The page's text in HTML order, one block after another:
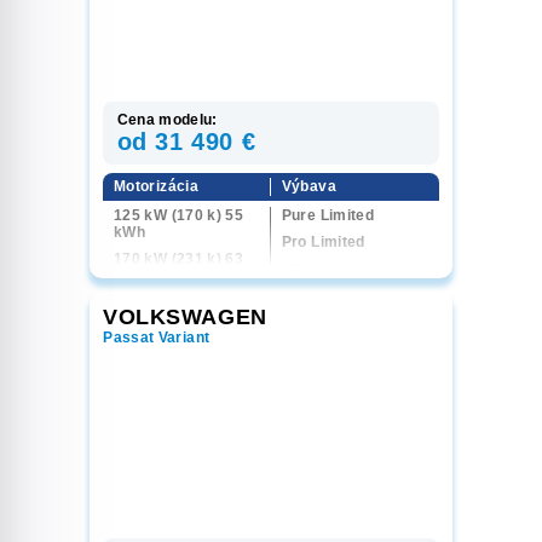
Cena modelu:
od 31 490 €
Motorizácia
125 kW (170 k) 55
kWh
170 kW (231 k) 63
kWh
kWh
Výbava
Pure Limited
Pro Limited
Limited
VOLKSWAGEN
Passat Variant